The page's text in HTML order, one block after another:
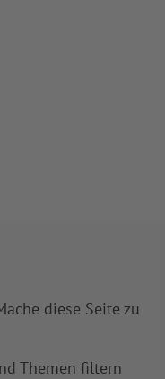
diese Seite zu
Themen filtern